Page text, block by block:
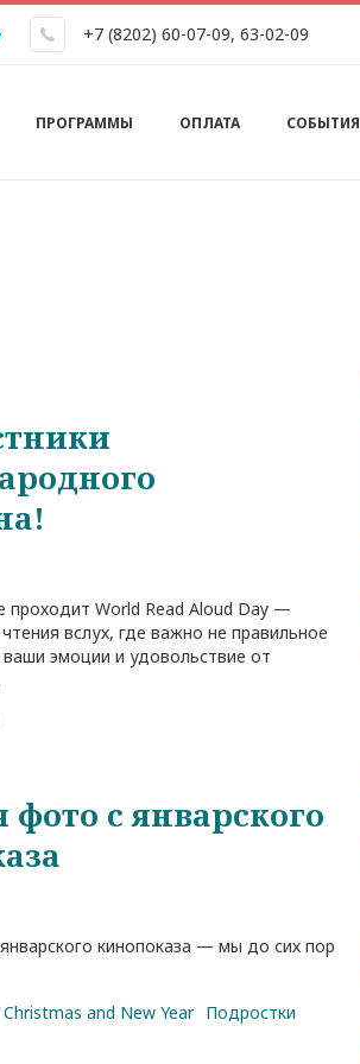
+7 (8202) 60-07-09, 63-02-09
навигация
ПРОГРАММЫ ОПЛАТА СОБЫТИЯ
проходит World Read Aloud Day —
вслух, где важно не правильное
эмоции и удовольствие от
с январского
кинопоказа — мы до сих пор
Christmas and New Year Подростки
Студент дня: Иван Варламов